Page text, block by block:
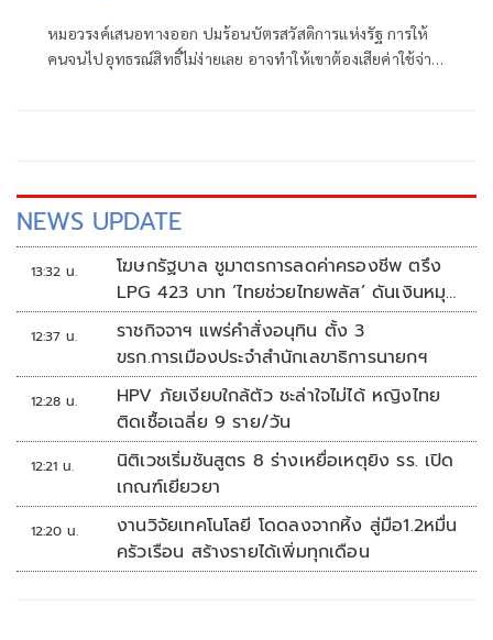
หมอวรงค์เสนอทางออก ปมร้อนบัตรสวัสดิการแห่งรัฐ การให้
คนจนไปอุทธรณ์สิทธิ์ไม่ง่ายเลย อาจทำให้เขาต้องเสียค่าใช้จ่าย
NEWS UPDATE
13:32 น.
โฆษกรัฐบาล ชูมาตรการลดค่าครองชีพ ตรึง
LPG 423 บาท ‘ไทยช่วยไทยพลัส’ ดันเงินหมุน
แสนล้าน
12:37 น.
ราชกิจจาฯ แพร่คำสั่งอนุทิน ตั้ง 3
ขรก.การเมืองประจำสำนักเลขาธิการนายกฯ
12:28 น.
HPV ภัยเงียบใกล้ตัว ชะล่าใจไม่ได้ หญิงไทย
ติดเชื้อเฉลี่ย 9 ราย/วัน
12:21 น.
นิติเวชเริ่มชันสูตร 8 ร่างเหยื่อเหตุยิง รร. เปิด
เกณฑ์เยียวยา
12:20 น.
งานวิจัยเทคโนโลยี โดดลงจากหิ้ง สู่มือ1.2หมื่น
ครัวเรือน สร้างรายได้เพิ่มทุกเดือน